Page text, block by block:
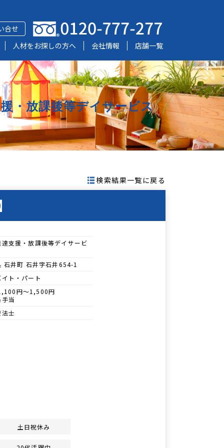
合せ
人材をお探しの方へ
会社情報 店舗一覧
・放課後等デイサービス
検索結果一覧に戻る
支援・放課後等デイサービ
石井町 石井字石井654-1
ト・パート
円～1,500円
当
士
土日祝休み